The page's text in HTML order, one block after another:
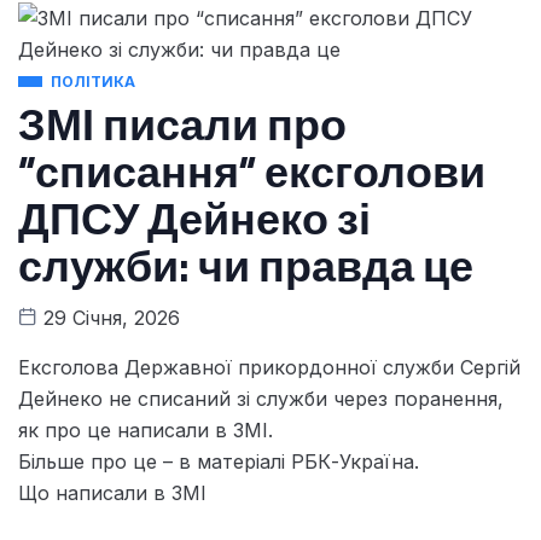
ПОЛІТИКА
ЗМІ писали про
“списання” ексголови
ДПСУ Дейнеко зі
служби: чи правда це
29 Січня, 2026
Ексголова Державної прикордонної служби Сергій
Дейнеко не списаний зі служби через поранення,
як про це написали в ЗМІ.
Більше про це – в матеріалі РБК-Україна.
Що написали в ЗМІ